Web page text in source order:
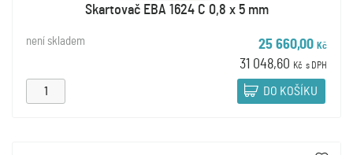
Skartovač EBA 1624 C 0,8 x 5 mm
není skladem 25 660,00 Kč
31 048,60 Kč s DPH
DO KOŠÍKU